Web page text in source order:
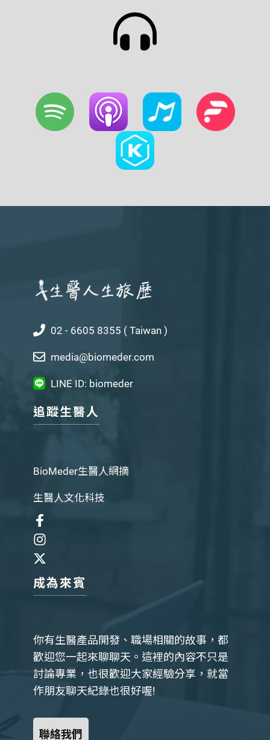
02 - 6605 8355 ( Taiwan )
media@biomeder.com
LINE ID: biomeder
追蹤生醫人
BioMeder生醫人網摘
生醫人文化科技
成為來賓
你有生醫產品開發、職場相關的故事，都
歡迎您一起來聊聊天。這裡的內容不只是
討論專業，也很歡迎大家經驗分享，就當
作朋友聊天紀錄也很好喔!
聯絡我們